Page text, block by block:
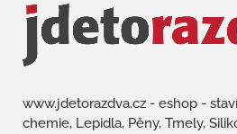
www.jdetorazdva.cz - eshop -
chemie, Lepidla, Pěny, Tmely,